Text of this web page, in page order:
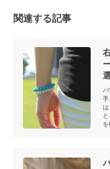
関連する記事
パ
手
は
を